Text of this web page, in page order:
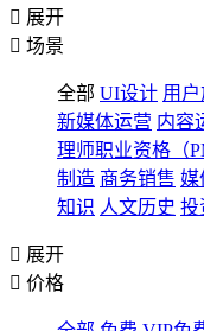
 展开
 场景
全部 UI设计 用户
新媒体运营 内容
理师职业资格（
制造 商务销售 媒
知识 人文历史 投
 展开
 价格